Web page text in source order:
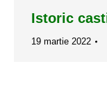
Istoric
19 martie 2022